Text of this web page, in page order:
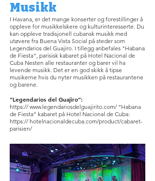
Musikk
I Havana, er det mange konserter og forestillinger å
oppleve for musikkelskere og kulturinteresserte. Du
kan oppleve tradisjonell cubansk musikk med
utøvere fra Buena Vista Social på steder som
Legendarios del Guajiro. I tillegg anbefales "Habana
de Fiesta", parisisk kabaret på Hotel Nacional de
Cuba Nesten alle restauranter og barer vil ha
levende musikk. Det er en god skikk å tipse
musikerne hvis du nyter musikken på restaurantene
og barene.
“Legendarios del Guajiro”:
https://www.legendariosdelguajirito.com/“Habana
de Fiesta” kabaret på Hotel Nacional de Cuba:
https:// hotelnacionaldecuba.com/product/cabaret-
parisien/